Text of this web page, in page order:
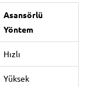
Asansörlü
Yöntem
Hızlı
Yüksek